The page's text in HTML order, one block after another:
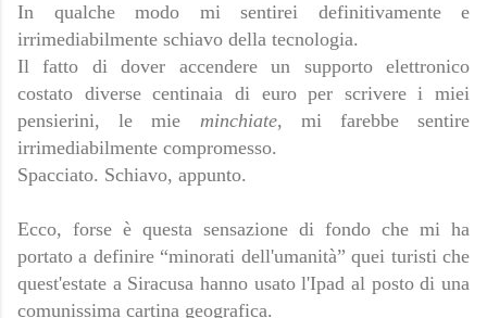
In qualche modo mi sentirei definitivamente e
irrimediabilmente schiavo della tecnologia.
Il fatto di dover accendere un supporto elettronico
costato diverse centinaia di euro per scrivere i miei
pensierini, le mie minchiate, mi farebbe sentire
irrimediabilmente compromesso.
Spacciato. Schiavo, appunto.
Ecco, forse è questa sensazione di fondo che mi ha
portato a definire “minorati dell'umanità” quei turisti che
quest'estate a Siracusa hanno usato l'Ipad al posto di una
comunissima cartina geografica.